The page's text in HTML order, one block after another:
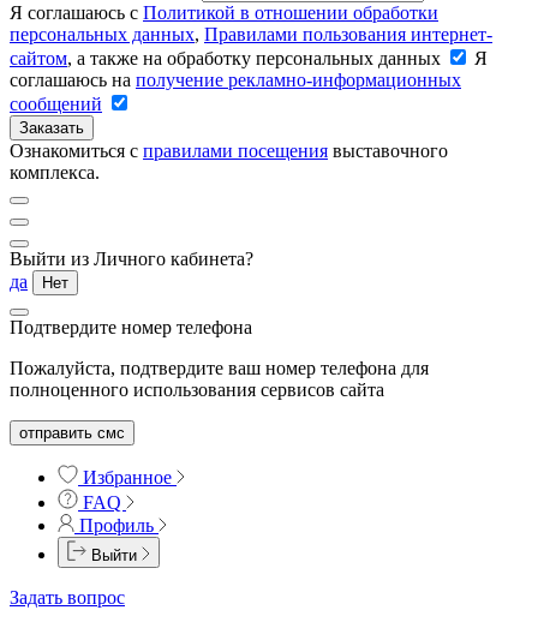
Я соглашаюсь с Политикой в отношении обработки
персональных данных, Правилами пользования интернет-
сайтом, а также на обработку персональных данных
Я
соглашаюсь на получение рекламно-информационных
сообщений
Заказать
Ознакомиться с правилами посещения выставочного
комплекса.
Выйти из Личного кабинета?
да
Нет
Подтвердите номер телефона
Пожалуйста, подтвердите ваш номер телефона для
полноценного использования сервисов сайта
отправить смс
Избранное
FAQ
Профиль
Выйти
Задать вопрос